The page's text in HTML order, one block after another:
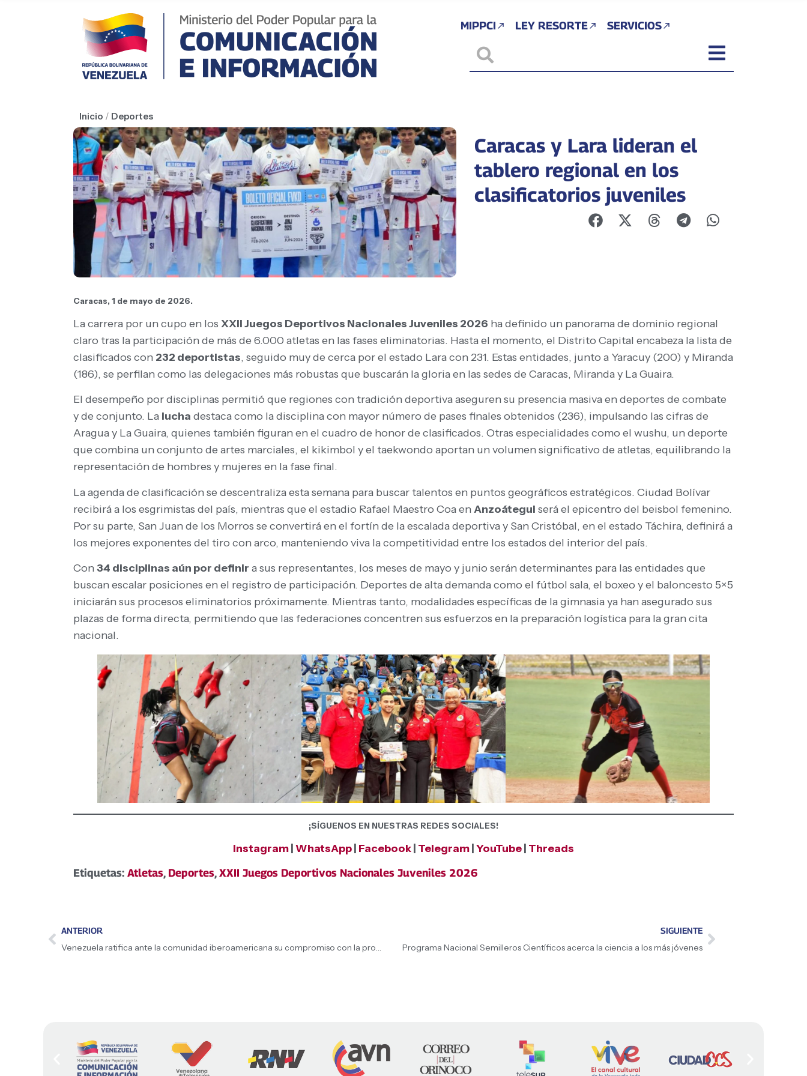
MIPPCI LEY RESORTE SERVICIOS
Inicio / Deportes
Caracas y Lara lideran el
tablero regional en los
clasificatorios juveniles
Caracas, 1 de mayo de 2026.
La carrera por un cupo en los XXII Juegos Deportivos Nacionales Juveniles 2026 ha definido un panorama de dominio regional
claro tras la participación de más de 6.000 atletas en las fases eliminatorias. Hasta el momento, el Distrito Capital encabeza la lista de
clasificados con 232 deportistas, seguido muy de cerca por el estado Lara con 231. Estas entidades, junto a Yaracuy (200) y Miranda
(186), se perfilan como las delegaciones más robustas que buscarán la gloria en las sedes de Caracas, Miranda y La Guaira.
El desempeño por disciplinas permitió que regiones con tradición deportiva aseguren su presencia masiva en deportes de combate
y de conjunto. La lucha destaca como la disciplina con mayor número de pases finales obtenidos (236), impulsando las cifras de
Aragua y La Guaira, quienes también figuran en el cuadro de honor de clasificados. Otras especialidades como el wushu, un deporte
que combina un conjunto de artes marciales, el kikimbol y el taekwondo aportan un volumen significativo de atletas, equilibrando la
representación de hombres y mujeres en la fase final.
La agenda de clasificación se descentraliza esta semana para buscar talentos en puntos geográficos estratégicos. Ciudad Bolívar
recibirá a los esgrimistas del país, mientras que el estadio Rafael Maestro Coa enAnzoátegui será el epicentro del beisbol femenino.
Por su parte, San Juan de los Morros se convertirá en el fortín de la escalada deportiva y San Cristóbal, en el estado Táchira, definirá a
los mejores exponentes del tiro con arco, manteniendo viva la competitividad entre los estados del interior del país.
Con34 disciplinas aún por definir a sus representantes, los meses de mayo y junio serán determinantes para las entidades que
buscan escalar posiciones en el registro de participación. Deportes de alta demanda como el fútbol sala, el boxeo y el baloncesto 5×5
iniciarán sus procesos eliminatorios próximamente. Mientras tanto, modalidades específicas de la gimnasia ya han asegurado sus
plazas de forma directa, permitiendo que las federaciones concentren sus esfuerzos en la preparación logística para la gran cita
nacional.
¡SÍGUENOS EN NUESTRAS REDES SOCIALES!
Instagram WhatsApp Facebook Telegram YouTube Threads
Etiquetas: Atletas, Deportes,XXII Juegos Deportivos Nacionales Juveniles 2026
ANTERIOR
Venezuela ratifica ante la comunidad iberoamericana su compromiso con la protección integral de la niñez
SIGUIENTE
Programa Nacional Semilleros Científicos acerca la ciencia a los más jóvenes